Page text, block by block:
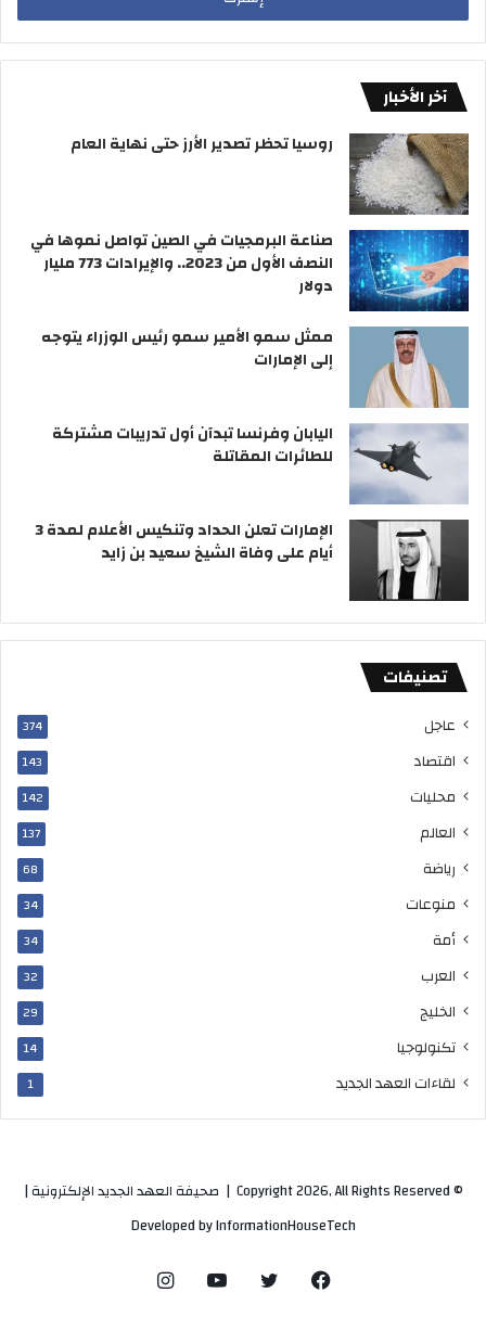
ت
ل
ا
ع
ب
م
ن
ب
ا
ب
«
ا
ل
م
ة
»
ب
ر
ي
د
ك
ا
ل
إ
ل
ك
ت
ر
و
ن
آخر الأخبار
روسيا تحظر تصدير الأرز حتى نهاية العام
صناعة البرمجيات في الصين تواصل نموها في
النصف الأول من 2023.. والإيرادات 773 مليار
دولار
ممثل سمو الأمير سمو رئيس الوزراء يتوجه
إلى الإمارات
اليابان وفرنسا تبدآن أول تدريبات مشتركة
للطائرات المقاتلة
الإمارات تعلن الحداد وتنكيس الأعلام لمدة 3
أيام على وفاة الشيخ سعيد بن زايد
تصنيفات
عاجل 374
اقتصاد 143
محليات 142
العالم 137
رياضة 68
منوعات 34
أمة 34
العرب 32
الخليج 29
تكنولوجيا 14
لقاءات العهد الجديد 1
© Copyright 2026, All Rights Reserved | صحيفة العهد الجديد الإلكترونية |
Developed byInformationHouseTech
فيسبوك تويتر يوتيوب